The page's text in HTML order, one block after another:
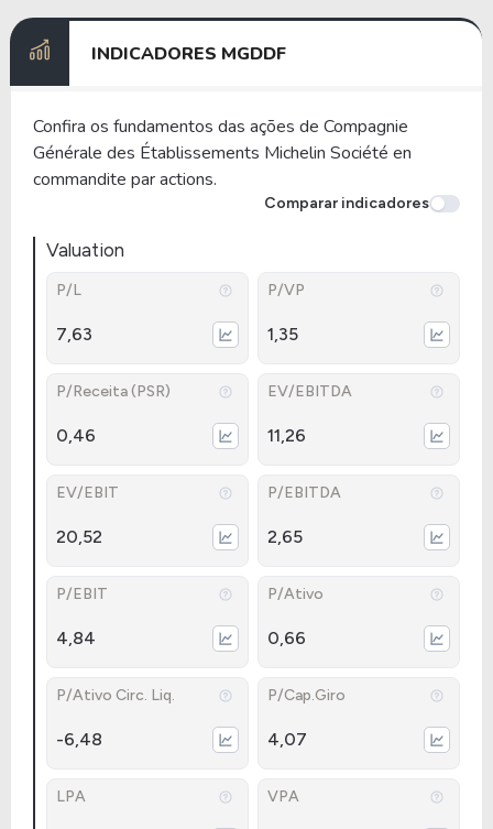
INDICADORES MGDDF
Confira os fundamentos das ações de Compagnie
Générale des Établissements Michelin Société en
commandite par actions.
Comparar indicadores
Valuation
P/L
7,63
P/VP
1,35
P/Receita (PSR)
0,46
EV/EBITDA
11,26
EV/EBIT
20,52
P/EBITDA
2,65
P/EBIT
4,84
P/Ativo
0,66
P/Ativo Circ. Liq.
-6,48
P/Cap.Giro
4,07
LPA VPA